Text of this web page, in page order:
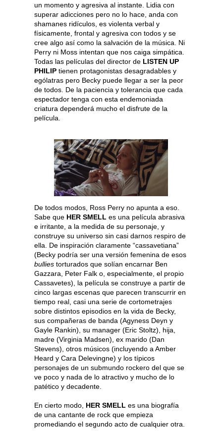
un momento y agresiva al instante. Lidia con
superar adicciones pero no lo hace, anda con
shamanes ridículos, es violenta verbal y
físicamente, frontal y agresiva con todos y se
cree algo así como la salvación de la música. Ni
Perry ni Moss intentan que nos caiga simpática.
Todas las películas del director de LISTEN UP
PHILIP tienen protagonistas desagradables y
ególatras pero Becky puede llegar a ser la peor
de todos. De la paciencia y tolerancia que cada
espectador tenga con esta endemoniada
criatura dependerá mucho el disfrute de la
película.
De todos modos, Ross Perry no apunta a eso.
Sabe que HER SMELL es una película abrasiva
e irritante, a la medida de su personaje, y
construye su universo sin casi darnos respiro de
ella. De inspiración claramente “cassavetiana”
(Becky podría ser una versión femenina de esos
bullies torturados que solían encarnar Ben
Gazzara, Peter Falk o, especialmente, el propio
Cassavetes), la película se construye a partir de
cinco largas escenas que parecen transcurrir en
tiempo real, casi una serie de cortometrajes
sobre distintos episodios en la vida de Becky,
sus compañeras de banda (Agyness Deyn y
Gayle Rankin), su manager (Eric Stoltz), hija,
madre (Virginia Madsen), ex marido (Dan
Stevens), otros músicos (incluyendo a Amber
Heard y Cara Delevingne) y los típicos
personajes de un submundo rockero del que se
ve poco y nada de lo atractivo y mucho de lo
patético y decadente.
En cierto modo, HER SMELL es una biografía
de una cantante de rock que empieza
promediando el segundo acto de cualquier otra.